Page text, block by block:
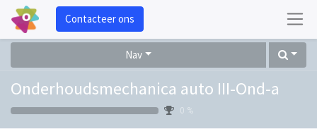
Contacteer ons
Nav
Onderhoudsmechanica auto III-Ond-a
0 %